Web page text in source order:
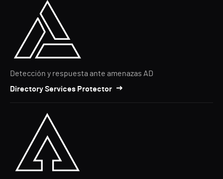
Detección y respuesta ante amenazas AD
Directory Services Protector